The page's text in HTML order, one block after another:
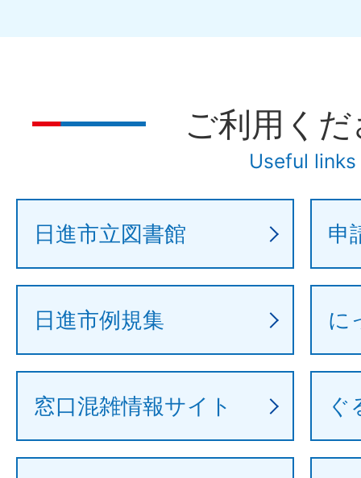
ご利用く
Useful links
日進市立図書館 申
日進市例規集 に
窓口混雑情報サイト ぐ